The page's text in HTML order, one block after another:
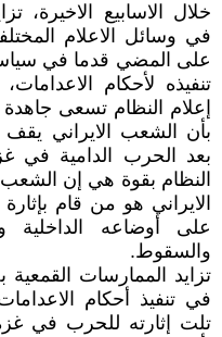
خلال الاسابيع الاخيرة،
في وسائل الاعلام
على المضي قدما في
تنفيذه لأحکام
إعلام النظام تسعى
بأن الشعب الايراني
بعد الحرب الدامية في
النظام بقوة هي إن الشعب
الايراني هو من قام
على أوضاعه
والسقوط.
تزايد الممارسات
في تنفيذ أحکام
تلت إثارته للحرب في